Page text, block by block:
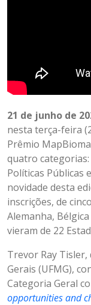
21 de junho de
nesta terça-feira
Prêmio
quatro categorias:
Políticas Públicas
novidade desta
inscrições, de
Alemanha,
vieram de 22
Trevor Ray Tisler,
Gerais (UFMG),
Categoria Geral
opportunities and